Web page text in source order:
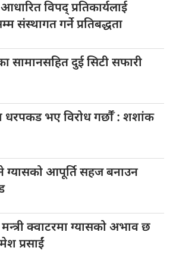
आधारितविपद् प्रतिकार्यलाई
संस्थागत गर्ने प्रतिबद्धता
सामानसहित दुई सिटी सफारी
धरपकड भए विरोध गर्छौँं : शशांक
ग्यासको आपूर्ति सहज बनाउन
मन्त्री क्वाटरमा ग्यासको अभाव छ
प्रसाईं